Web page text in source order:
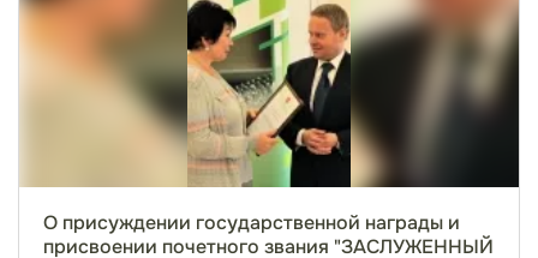
О присуждении государственной награды и
присвоении почетного звания "ЗАСЛУЖЕННЫЙ